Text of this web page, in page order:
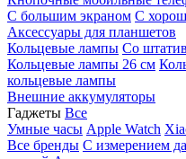
С большим экраном С
Аксессуары для планшетов
Кольцевые лампы Со
Кольцевые лампы 26 см
кольцевые лампы
Внешние аккумуляторы
Гаджеты Все
Умные часы Apple Watch
Все бренды C измерением